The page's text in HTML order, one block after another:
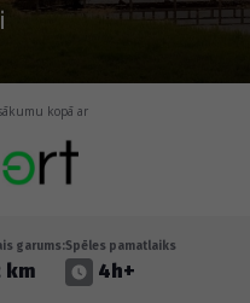
kopā ar
garums:
km
Spēles pamatlaiks
4h+